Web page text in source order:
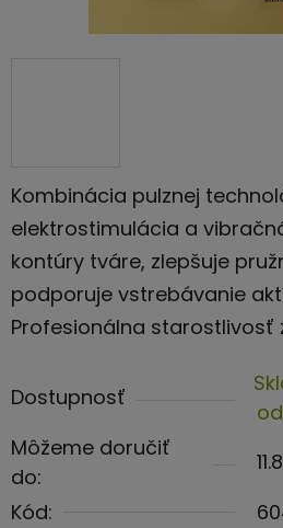
Kombinácia pulznej
elektrostimulácia a
kontúry tváre, zlepšuje
podporuje vstrebávanie
Profesionálna starostlivosť
Dostupnosť
Môžeme doručiť
do:
Kód: